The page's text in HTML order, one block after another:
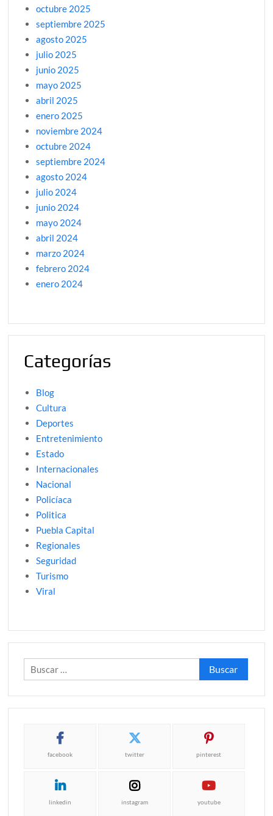
octubre 2025
septiembre 2025
agosto 2025
julio 2025
junio 2025
mayo 2025
abril 2025
enero 2025
noviembre 2024
octubre 2024
septiembre 2024
agosto 2024
julio 2024
junio 2024
mayo 2024
abril 2024
marzo 2024
febrero 2024
enero 2024
Categorías
Blog
Cultura
Deportes
Entretenimiento
Estado
Internacionales
Nacional
Policíaca
Politica
Puebla Capital
Regionales
Seguridad
Turismo
Viral
Buscar:
facebook twitter pinterest
linkedin instagram youtube